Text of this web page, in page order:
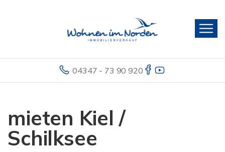
04347 - 73 90 920
mieten Kiel /
Schilksee